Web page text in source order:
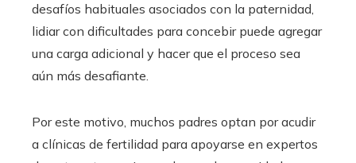
desafíos habituales asociados con la paternidad,
lidiar con dificultades para concebir puede agregar
una carga adicional y hacer que el proceso sea
aún más desafiante.
Por este motivo, muchos padres optan por acudir
a clínicas de fertilidad para apoyarse en expertos